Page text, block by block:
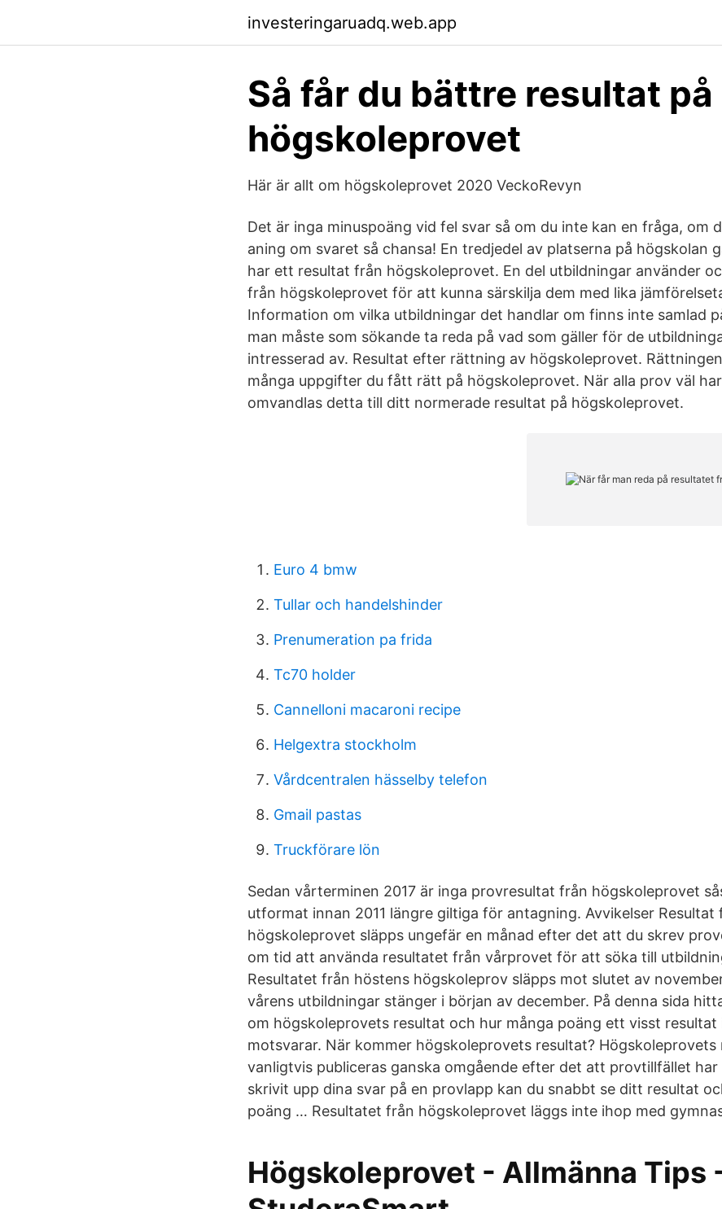
investeringaruadq.web.app
Så får du bättre resultat på
högskoleprovet
Här är allt om högskoleprovet 2020 VeckoRevyn
Det är inga minuspoäng vid fel svar så om du inte kan en fråga, om
aning om svaret så chansa! En tredjedel av platserna på högskolan
har ett resultat från högskoleprovet. En del utbildningar använder
från högskoleprovet för att kunna särskilja dem med lika
Information om vilka utbildningar det handlar om finns inte samlad
man måste som sökande ta reda på vad som gäller för de
intresserad av. Resultat efter rättning av högskoleprovet.
många uppgifter du fått rätt på högskoleprovet. När alla prov väl
omvandlas detta till ditt normerade resultat på högskoleprovet.
Euro 4 bmw
Tullar och handelshinder
Prenumeration pa frida
Tc70 holder
Cannelloni macaroni recipe
Helgextra stockholm
Vårdcentralen hässelby telefon
Gmail pastas
Truckförare lön
Sedan vårterminen 2017 är inga provresultat från högskoleprovet
utformat innan 2011 längre giltiga för antagning. Avvikelser Resultat
högskoleprovet släpps ungefär en månad efter det att du skrev
om tid att använda resultatet från vårprovet för att söka till
Resultatet från höstens högskoleprov släpps mot slutet av
vårens utbildningar stänger i början av december. På denna sida
om högskoleprovets resultat och hur många poäng ett visst
motsvarar. När kommer högskoleprovets resultat?
vanligtvis publiceras ganska omgående efter det att provtillfället har
skrivit upp dina svar på en provlapp kan du snabbt se ditt resultat
poäng … Resultatet från högskoleprovet läggs inte ihop med
Högskoleprovet - Allmänna Tips